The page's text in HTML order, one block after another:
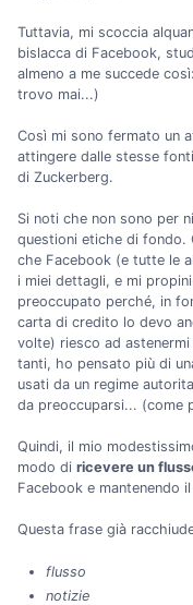
Tuttavia, mi scoccia
bislacca di Facebook,
almeno a me succede
trovo mai...)
Così mi sono fermato un
attingere dalle stesse
di Zuckerberg.
Si noti che non sono per
questioni etiche di fondo.
che Facebook (e tutte le
i miei dettagli, e mi
preoccupato perché, in
carta di credito lo devo
volte) riesco ad
tanti, ho pensato più di
usati da un regime
da preoccuparsi... (come
Quindi, il mio
modo di ricevere un
Facebook e mantenendo il
Questa frase già
flusso
notizie